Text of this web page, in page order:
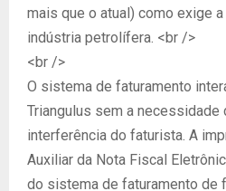
mais que o atual) como exige
indústria petrolífera. <br />
<br />
O sistema de faturamento
Triangulus sem a necessidade
interferência do faturista. A
Auxiliar da Nota Fiscal
do sistema de faturamento de